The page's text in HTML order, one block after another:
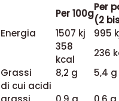
Per 100g
Per
(2
Energia
1507 kj
995
358
kcal
236
Grassi
8,2 g
5,4 g
di cui acidi